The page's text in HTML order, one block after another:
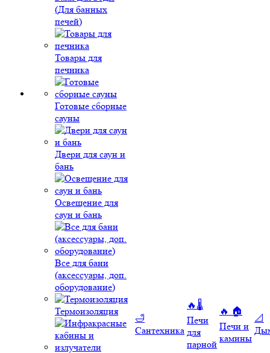
(Для банных
печей)
Товары для
печника
Готовые сборные
сауны
Двери для саун и
бань
Освещение для
саун и бань
Все для бани
(аксессуары, доп.
оборудование)
Термоизоляция
🛁
Сантехника
🔥🌡️
Печи
для
парной
🔥 🏠
Печи и
камины
📐